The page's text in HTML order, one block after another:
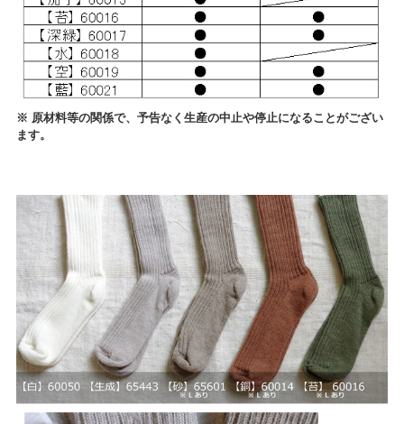
※ 原材料等の関係で、予告なく生産の中止や停止になることがござい
ます。